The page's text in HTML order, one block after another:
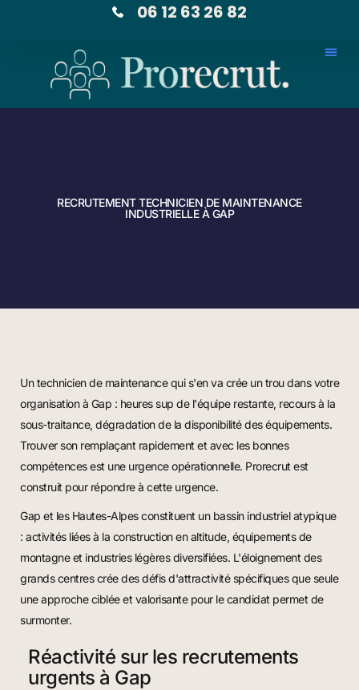
06 12 63 26 82
RECRUTEMENT TECHNICIEN DE MAINTENANCE
INDUSTRIELLE À GAP
Un technicien de maintenance qui s'en va crée un trou dans votre
organisation à Gap : heures sup de l'équipe restante, recours à la
sous-traitance, dégradation de la disponibilité des équipements.
Trouver son remplaçant rapidement et avec les bonnes
compétences est une urgence opérationnelle. Prorecrut est
construit pour répondre à cette urgence.
Gap et les Hautes-Alpes constituent un bassin industriel atypique
: activités liées à la construction en altitude, équipements de
montagne et industries légères diversifiées. L'éloignement des
grands centres crée des défis d'attractivité spécifiques que seule
une approche ciblée et valorisante pour le candidat permet de
surmonter.
Réactivité sur les recrutements
urgents à Gap